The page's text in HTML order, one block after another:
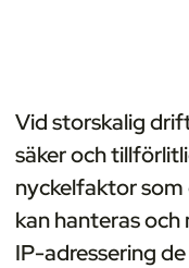
Vid storskalig
säker och
nyckelfaktor
kan hanteras och
IP-adressering